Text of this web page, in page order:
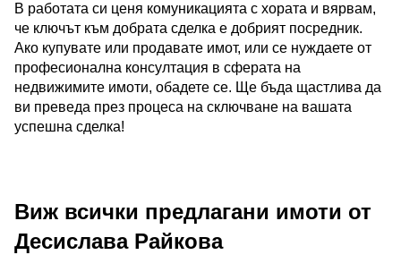
В работата си ценя комуникацията с хората и вярвам,
че ключът към добрата сделка е добрият посредник.
Ако купувате или продавате имот, или се нуждаете от
професионална консултация в сферата на
недвижимите имоти, обадете се. Ще бъда щастлива да
ви преведа през процеса на сключване на вашата
успешна сделка!
Виж всички предлагани имоти от
Десислава Райкова